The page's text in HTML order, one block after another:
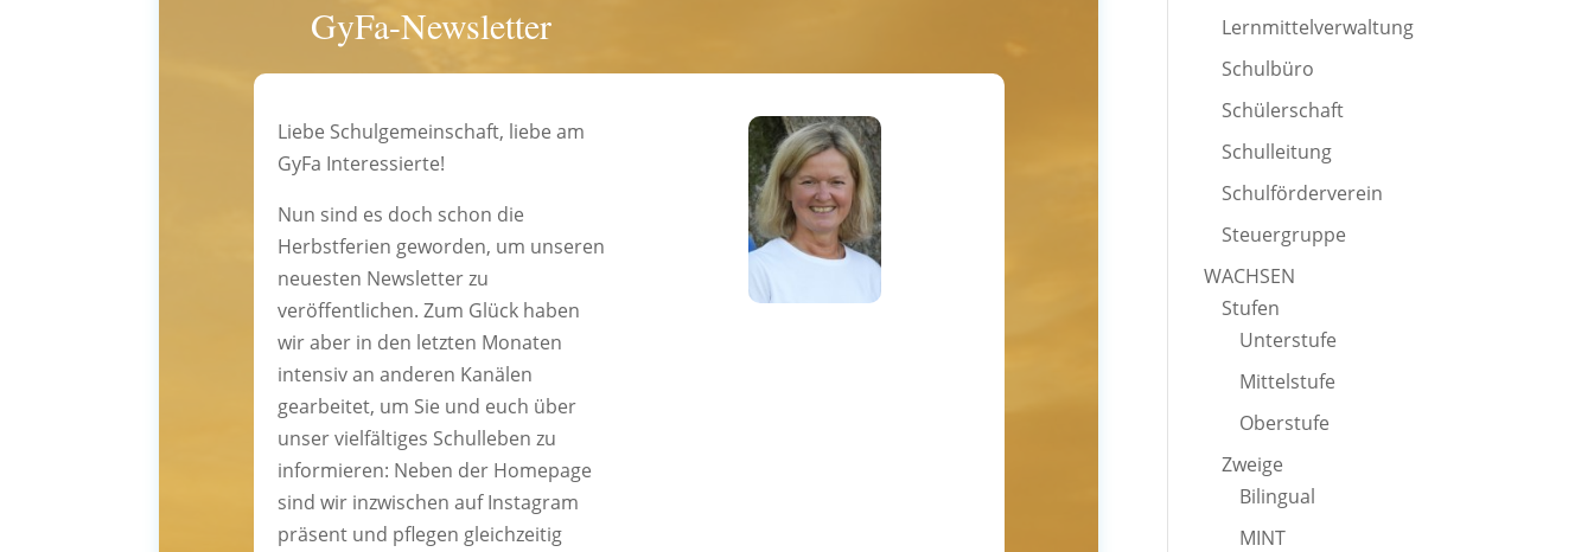
GyFa-Newsletter
Liebe Schulgemeinschaft, liebe am
GyFa Interessierte!
Nun sind es doch schon die
Herbstferien geworden, um unseren
neuesten Newsletter zu
veröffentlichen. Zum Glück haben
wir aber in den letzten Monaten
intensiv an anderen Kanälen
gearbeitet, um Sie und euch über
unser vielfältiges Schulleben zu
informieren: Neben der Homepage
sind wir inzwischen auf Instagram
präsent und pflegen gleichzeitig
Lernmittelverwaltung
Schulbüro
Schülerschaft
Schulleitung
Schulförderverein
Steuergruppe
WACHSEN
Stufen
Unterstufe
Mittelstufe
Oberstufe
Zweige
Bilingual
MINT